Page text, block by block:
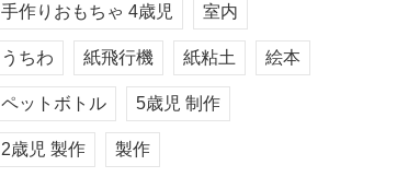
手作りおもちゃ 4歳児 室内
うちわ 紙飛行機 紙粘土 絵本
ペットボトル 5歳児 制作
2歳児 製作 製作